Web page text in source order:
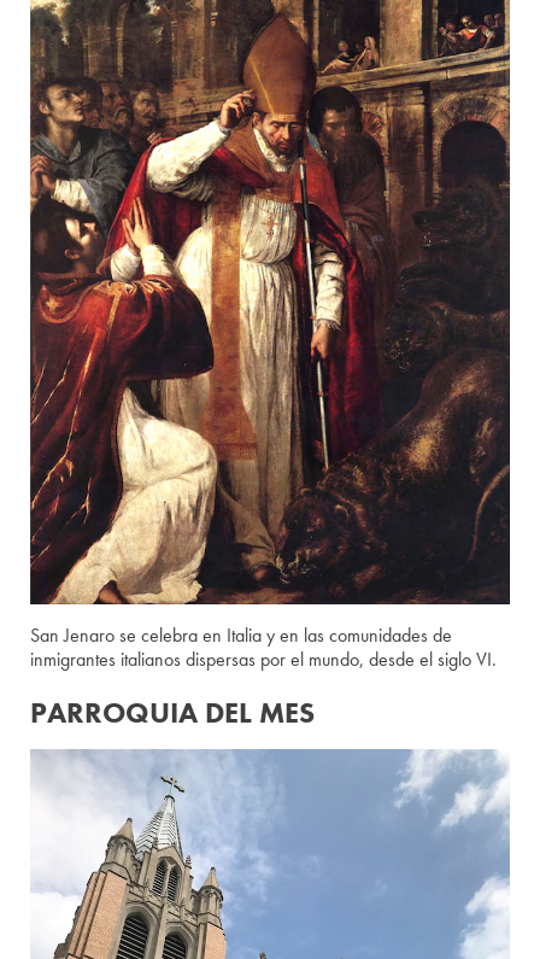
San Jenaro se celebra en Italia y en las comunidades de
inmigrantes italianos dispersas por el mundo, desde el siglo VI.
PARROQUIA DEL MES